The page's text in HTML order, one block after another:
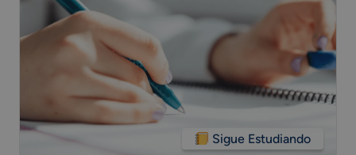
Sigue Estudiando